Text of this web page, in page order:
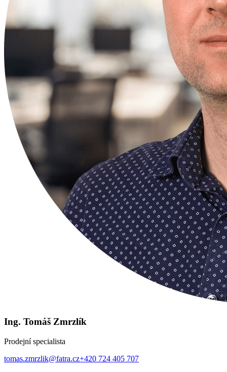
Ing. Tomáš Zmrzlík
Prodejní specialista
tomas.zmrzlik@fatra.cz+420 724 405 707